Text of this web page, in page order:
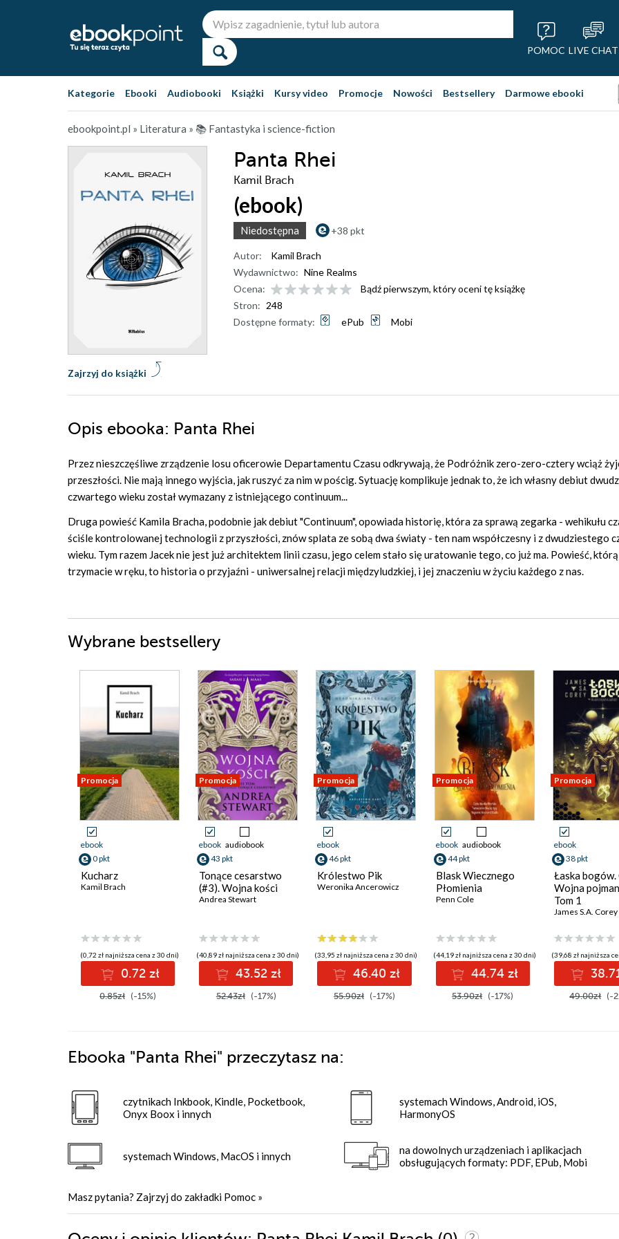
POMOC LIVE CHAT
Kategorie Ebooki Audiobooki Książki Kursy video Promocje Nowości Bestsellery Darmowe ebooki
ebookpoint.pl » Literatura » 📚 Fantastyka i science-fiction
Panta Rhei
Kamil Brach
(ebook)
Niedostępna +38 pkt
Zajrzyj do książki
Autor:
Kamil Brach
Wydawnictwo: Nine Realms
Ocena:
Bądź pierwszym, który oceni tę książkę
Stron: 248
Dostępne formaty:
ePub Mobi
Opis ebooka: Panta Rhei
Przez nieszczęśliwe zrządzenie losu oficerowie Departamentu Czasu odkrywają, że Podróżnik zero-zero-cztery wciąż
przeszłości. Nie mają innego wyjścia, jak ruszyć za nim w pościg. Sytuację komplikuje jednak to, że ich własny debiut
czwartego wieku został wymazany z istniejącego continuum...
Druga powieść Kamila Bracha, podobnie jak debiut "Continuum", opowiada historię, która za sprawą zegarka - wehikułu
ściśle kontrolowanej technologii z przyszłości, znów splata ze sobą dwa światy - ten nam współczesny i z dwudziestego
wieku. Tym razem Jacek nie jest już architektem linii czasu, jego celem stało się uratowanie tego, co już ma. Powieść, którą
trzymacie w ręku, to historia o przyjaźni - uniwersalnej relacji międzyludzkiej, i jej znaczeniu w życiu każdego z nas.
Wybrane bestsellery
Promocja
ebook
0 pkt
Kucharz
Kamil Brach
(0,72 zł najniższa cena z 30 dni)
0.72 zł
0.85zł (-15%)
Promocja
ebook audiobook
43 pkt
Tonące cesarstwo
(#3). Wojna kości
Andrea Stewart
(40,89 zł najniższa cena z 30 dni)
43.52 zł
52.43zł (-17%)
Promocja
ebook
46 pkt
Królestwo Pik
Weronika Ancerowicz
(33,95 zł najniższa cena z 30 dni)
46.40 zł
55.90zł (-17%)
Promocja
ebook audiobook
44 pkt
Blask Wiecznego
Płomienia
Penn Cole
(44,19 zł najniższa cena z 30 dni)
44.74 zł
53.90zł (-17%)
Promocja
ebook
38 pkt
Łaska bogów.
Wojna
Tom 1
James S.A. Corey
(39,68 zł najniższa
49.00zł (-
Ebooka "Panta Rhei" przeczytasz na:
czytnikach Inkbook, Kindle, Pocketbook,
Onyx Boox i innych
systemach Windows, MacOS i innych
systemach Windows, Android, iOS,
HarmonyOS
na dowolnych urządzeniach i aplikacjach
obsługujących formaty: PDF, EPub, Mobi
Masz pytania? Zajrzyj do zakładki Pomoc »